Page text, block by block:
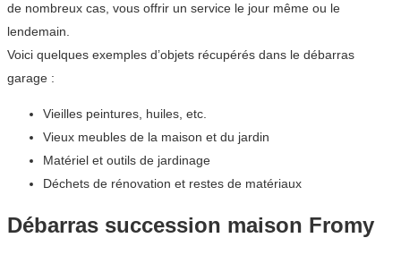
de nombreux cas, vous offrir un service le jour même ou le
lendemain.
Voici quelques exemples d’objets récupérés dans le débarras
garage :
Vieilles peintures, huiles, etc.
Vieux meubles de la maison et du jardin
Matériel et outils de jardinage
Déchets de rénovation et restes de matériaux
Débarras succession maison Fromy